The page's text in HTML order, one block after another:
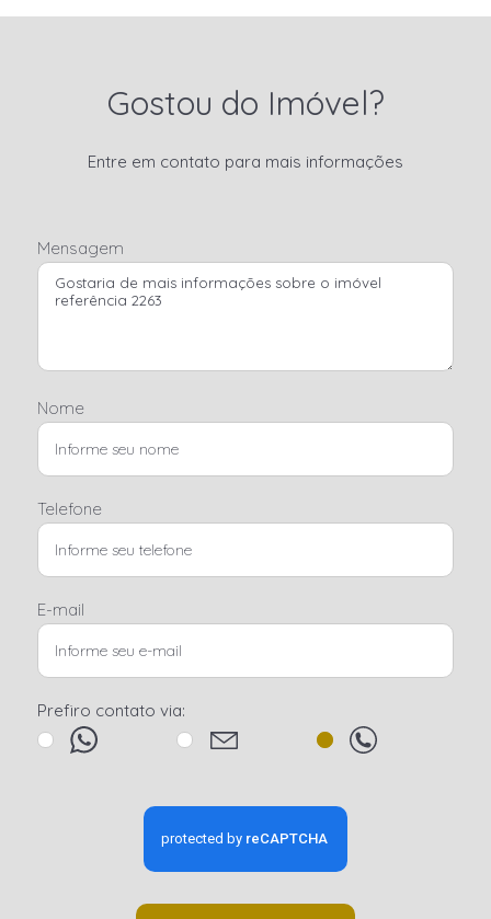
Gostou do Imóvel?
Entre em contato para mais informações
Mensagem
Nome
Telefone
E-mail
Prefiro contato via: